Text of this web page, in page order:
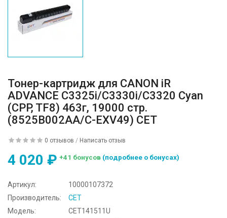
Тонер-картридж для CANON iR
ADVANCE C3325i/C3330i/C3320 Cyan
(CPP, TF8) 463г, 19000 стр.
(8525B002AA/C-EXV49) CET
0 отзывов / Написать отзыв
4 020 ₽ +41 бонусов (подробнее о бонусах)
Артикул:
10000107372
Производитель:
CET
Модель:
CET141511U